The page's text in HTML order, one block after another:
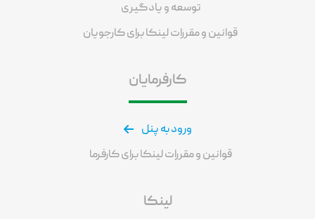
توسعه و یادگیری
قوانین و مقررات لینکا برای کارجویان
کارفرمایان
ورود به پنل
قوانین و مقررات لینکا برای کارفرما
لینکا